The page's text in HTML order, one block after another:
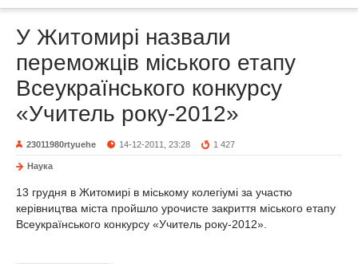
У Житомирі назвали
переможців міського етапу
Всеукраїнського конкурсу
«Учитель року-2012»
23011980rtyuehe 14-12-2011, 23:28 1 427
Наука
13 грудня в Житомирі в міському колегіумі за участю
керівництва міста пройшло урочисте закриття міського етапу
Всеукраїнського конкурсу «Учитель року-2012».